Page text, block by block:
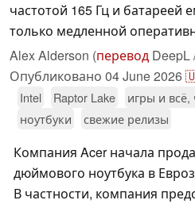
частотой 165 Гц и батареей
только медленной
Alex Alderson (перевод DeepL
Опубликовано 04 June 2026
Intel Raptor Lake
игры и всё,
ноутбуки
свежие релизы
Компания Acer начала
дюймового ноутбука в
В частности, компания